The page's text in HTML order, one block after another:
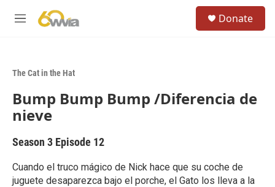
M
Donate
The Cat in the Hat
Bump Bump Bump /Diferencia de
nieve
Season 3 Episode 12
Cuando el truco mágico de Nick hace que su coche de
juguete desaparezca bajo el porche, el Gato los lleva a la